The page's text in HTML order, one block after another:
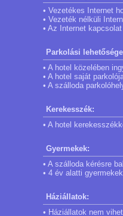
• Vezetékes Internet
• Vezeték nélküli
• Az Internet
Parkolási
• A hotel közelében
• A hotel saját
• A szálloda
Kerekesszék:
• A hotel
Gyermekek:
• A szálloda kérésre
• 4 év alatti
Háziállatok:
• Háziállatok nem